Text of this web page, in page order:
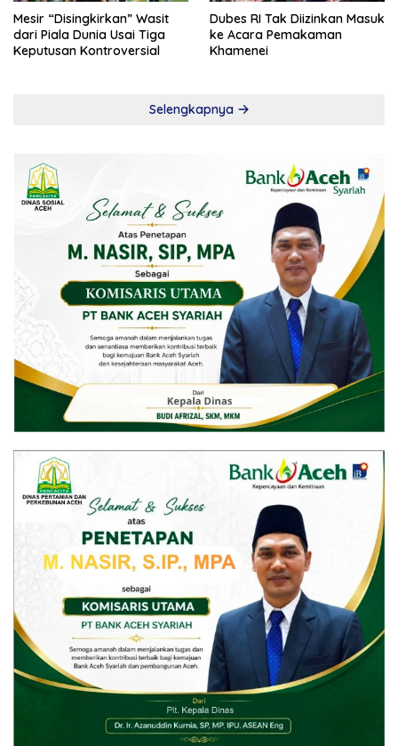
Mesir “Disingkirkan” Wasit
dari Piala Dunia Usai Tiga
Keputusan Kontroversial
Dubes RI Tak Diizinkan Masuk
ke Acara Pemakaman
Khamenei
Selengkapnya